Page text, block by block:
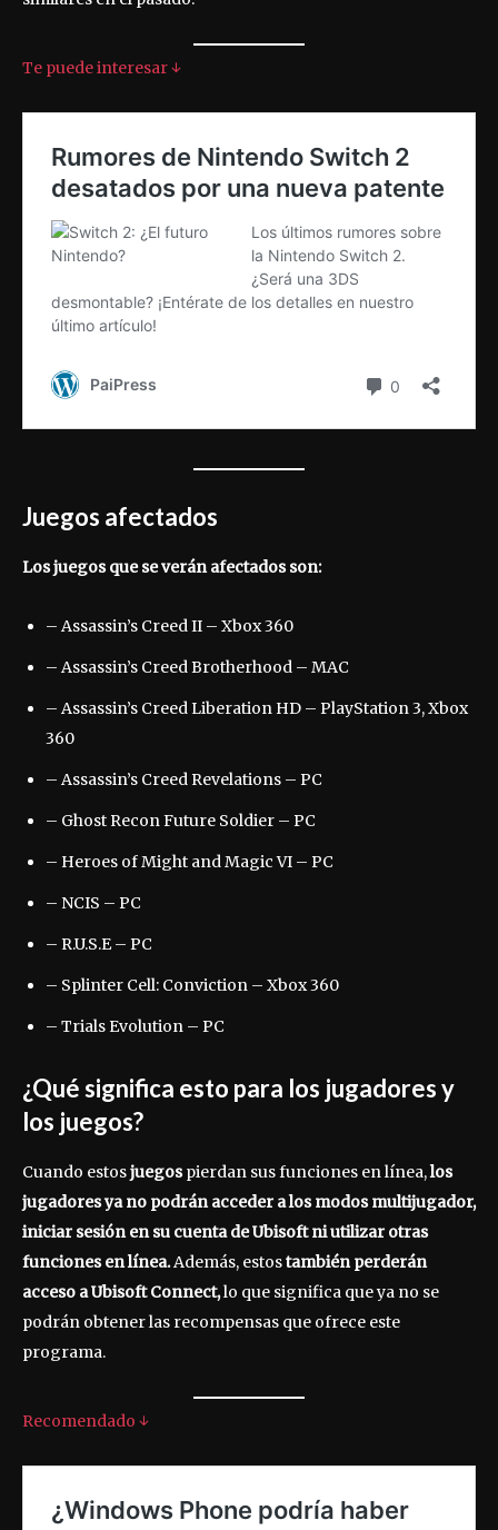
Te puede interesar ↓
Juegos afectados
Los juegos que se verán afectados son:
– Assassin’s Creed II – Xbox 360
– Assassin’s Creed Brotherhood – MAC
– Assassin’s Creed Liberation HD – PlayStation 3, Xbox
360
– Assassin’s Creed Revelations – PC
– Ghost Recon Future Soldier – PC
– Heroes of Might and Magic VI – PC
– NCIS – PC
– R.U.S.E – PC
– Splinter Cell: Conviction – Xbox 360
– Trials Evolution – PC
¿Qué significa esto para los jugadores y
los juegos?
Cuando estosjuegospierdan sus funciones en línea,los
jugadores ya no podrán acceder a los modos multijugador,
iniciar sesión en su cuenta de Ubisoft ni utilizar otras
funciones en línea.Además, estostambién perderán
acceso a Ubisoft Connect,lo que significa que ya no se
podrán obtener las recompensas que ofrece este
programa.
Recomendado ↓